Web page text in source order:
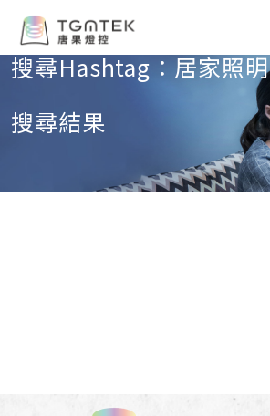
搜尋結果
搜尋Hashtag：居家照明